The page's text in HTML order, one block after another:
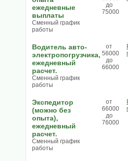
ежедневные
выплаты
Сменный график
работы
до
75000
Водитель авто-
электропогрузчика,
ежедневный
расчет.
Сменный график
работы
от
56000
до
66000
Экспедитор
(можно без
опыта),
ежедневный
расчет.
Сменный график
работы
от
66000
до
76000